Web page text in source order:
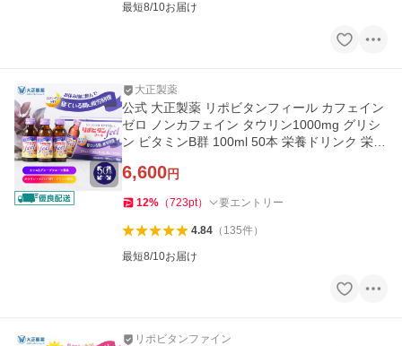
最短8/10お届け
大正製薬
公式 大正製薬 リポビタンフィール カフェイン
ゼロ ノンカフェイン タウリン1000mg グリシ
ン ビタミンB群 100ml 50本 栄養ドリンク 栄養
6,600円
12% （723pt） 要エントリー
4.84（ 135件）
最短8/10お届け
リポビタンファイン